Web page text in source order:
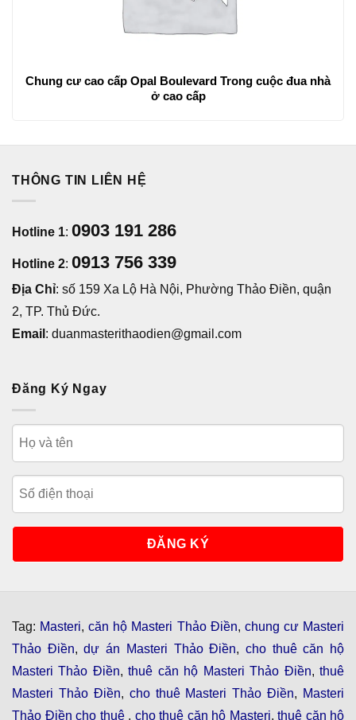
Chung cư cao cấp Opal Boulevard Trong cuộc đua nhà
ở cao cấp
THÔNG TIN LIÊN HỆ
Hotline 1: 0903 191 286
Hotline 2: 0913 756 339
Địa Chỉ: số 159 Xa Lộ Hà Nội, Phường Thảo Điền, quận
2, TP. Thủ Đức.
Email : duanmasterithaodien@gmail.com
Đăng Ký Ngay
Tag: Masteri,căn hộ Masteri Thảo Điền, chung cư Masteri
Thảo Điền,dự án Masteri Thảo Điền, cho thuê căn hộ
Masteri Thảo Điền,thuê căn hộ Masteri Thảo Điền,thuê
Masteri Thảo Điền, cho thuê Masteri Thảo Điền, Masteri
Thảo Điền cho thuê , cho thuê căn hộ Masteri, thuê căn hộ